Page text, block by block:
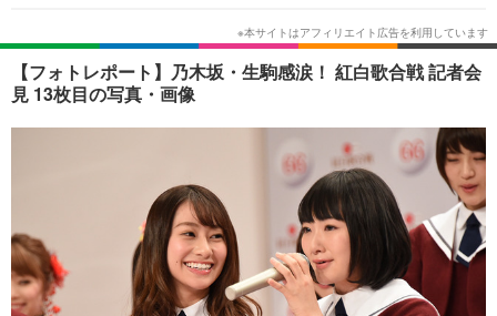
韓国・芸能
音楽 スポーツ
その他
ライフTOP グルメ
ペット ショッピング
その他
リリース一覧
プッシュ通知の停止方法
【フォトレポート】乃木坂・生駒感涙！ 紅白歌合戦 記者会
見 13枚目の写真・画像